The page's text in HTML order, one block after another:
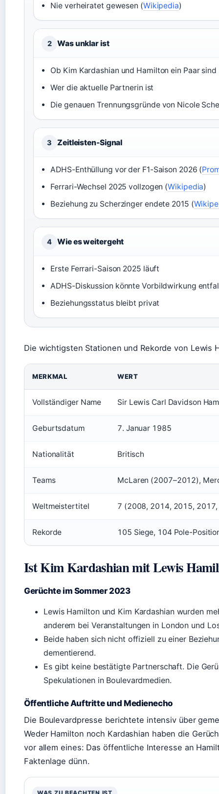
Nie verheiratet gewesen (Wikipedia)
2 Was unklar ist
Ob Kim Kardashian und Hamilton ein Paar sind
Wer die aktuelle Partnerin ist
Die genauen Trennungsgründe von Nicole
3 Zeitleisten-Signal
ADHS-Enthüllung vor der F1-Saison 2026 (
Ferrari-Wechsel 2025 vollzogen (Wikipedia)
Beziehung zu Scherzinger endete 2015 (
4 Wie es weitergeht
Erste Ferrari-Saison 2025 läuft
ADHS-Diskussion könnte Vorbildwirkung
Beziehungsstatus bleibt privat
Die wichtigsten Stationen und Rekorde von Lewis
MERKMAL WERT
Vollständiger Name Sir Lewis Carl Davidson
Geburtsdatum 7. Januar 1985
Nationalität Britisch
Teams McLaren (2007–2012),
Weltmeistertitel 7 (2008, 2014, 2015,
Rekorde 105 Siege, 104 Pole-
Ist Kim Kardashian mit Lewis
Gerüchte im Sommer 2023
Lewis Hamilton und Kim Kardashian wurden
anderem bei Veranstaltungen in London und
Beide haben sich nicht offiziell zu einer
dementierend.
Es gibt keine bestätigte Partnerschaft. Die
Spekulationen in Boulevardmedien.
Öffentliche Auftritte und Medienecho
Die Boulevardpresse berichtete intensiv über
Weder Hamilton noch Kardashian haben die
vor allem eines: Das öffentliche Interesse an
Faktenlage dünn.